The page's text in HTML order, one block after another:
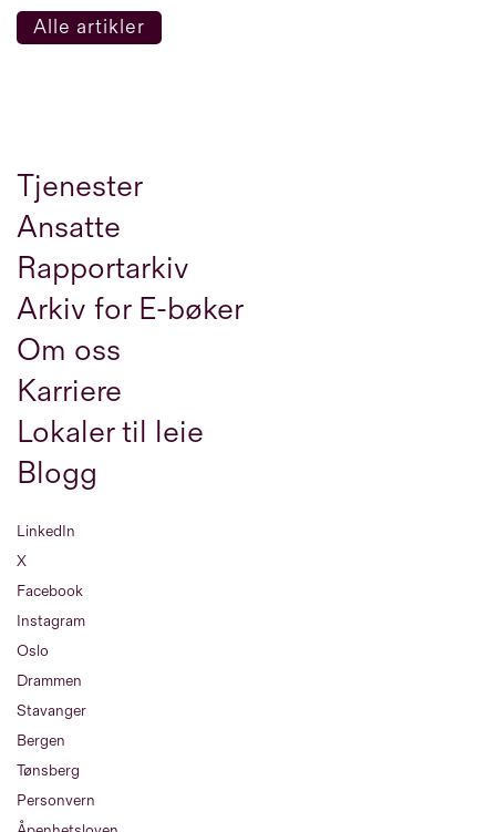
Alle artikler
Tjenester
Ansatte
Rapportarkiv
Arkiv for E-bøker
Om oss
Karriere
Lokaler til leie
Blogg
LinkedIn
X
Facebook
Instagram
Oslo
Drammen
Stavanger
Bergen
Tønsberg
Personvern